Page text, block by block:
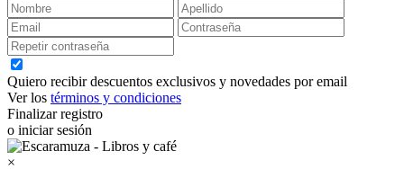
Quiero recibir descuentos exclusivos y novedades por email
Ver los términos y condiciones
Finalizar registro
o iniciar sesión
×